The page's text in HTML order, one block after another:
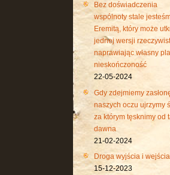
Bez doświadczenia
wspólnoty stale
Eremitą, który może
jednej wersji
naprawiając własny
nieskończoność
22-05-2024
Gdy zdejmiemy
naszych oczu ujrzymy
za którym tęsknimy od
dawna
21-02-2024
Droga wyjścia i wejścia
15-12-2023